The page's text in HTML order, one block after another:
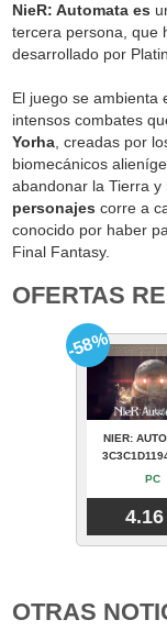
NieR: Automata es
tercera persona, que
desarrollado por
El juego se ambienta
intensos combates
Yorha , creadas por
biomecánicos
abandonar la Tierra
personajes corre a
conocido por haber
Final Fantasy.
OFERTAS
NIER:
PC
-58%
OTRAS